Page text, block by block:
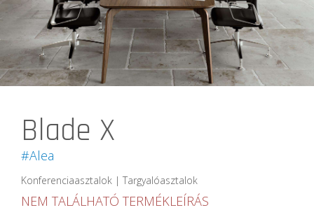
Blade X
#Alea
Konferenciaasztalok | Targyalóasztalok
NEM TALÁLHATÓ TERMÉKLEÍRÁS